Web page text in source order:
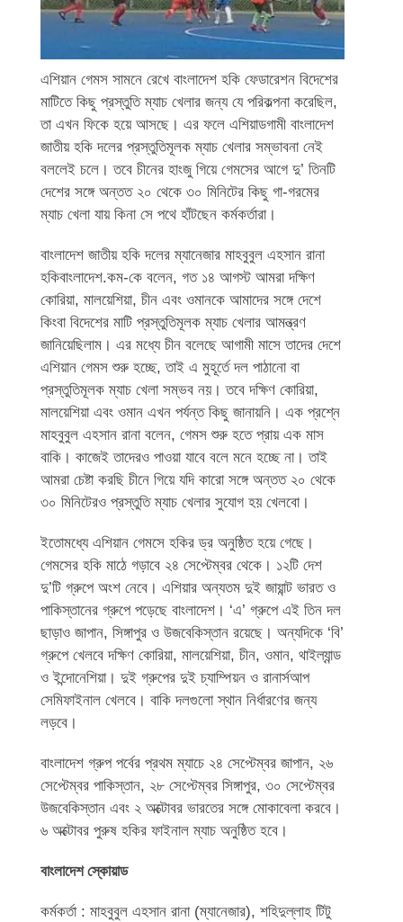
এশিয়ান গেমস সামনে রেখে বাংলাদেশ হকি ফেডারেশন বিদেশের
মাটিতে কিছু প্রস্তুতি ম্যাচ খেলার জন্য যে পরিকল্পনা করেছিল,
তা এখন ফিকে হয়ে আসছে। এর ফলে এশিয়াডগামী বাংলাদেশ
জাতীয় হকি দলের প্রস্তুতিমূলক ম্যাচ খেলার সম্ভাবনা নেই
বললেই চলে। তবে চীনের হাংজু গিয়ে গেমসের আগে দু’ তিনটি
দেশের সঙ্গে অন্তত ২০ থেকে ৩০ মিনিটের কিছু গা-গরমের
ম্যাচ খেলা যায় কিনা সে পথে হাঁটছেন কর্মকর্তারা।
বাংলাদেশ জাতীয় হকি দলের ম্যানেজার মাহবুবুল এহসান রানা
হকিবাংলাদেশ.কম-কে বলেন, গত ১৪ আগস্ট আমরা দক্ষিণ
কোরিয়া, মালয়েশিয়া, চীন এবং ওমানকে আমাদের সঙ্গে দেশে
কিংবা বিদেশের মাটি প্রস্তুতিমূলক ম্যাচ খেলার আমন্ত্রণ
জানিয়েছিলাম। এর মধ্যে চীন বলেছে আগামী মাসে তাদের দেশে
এশিয়ান গেমস শুরু হচ্ছে, তাই এ মুহূর্তে দল পাঠানো বা
প্রস্তুতিমূলক ম্যাচ খেলা সম্ভব নয়। তবে দক্ষিণ কোরিয়া,
মালয়েশিয়া এবং ওমান এখন পর্যন্ত কিছু জানায়নি। এক প্রশ্নে
মাহবুবুল এহসান রানা বলেন, গেমস শুরু হতে প্রায় এক মাস
বাকি। কাজেই তাদেরও পাওয়া যাবে বলে মনে হচ্ছে না। তাই
আমরা চেষ্টা করছি চীনে গিয়ে যদি কারো সঙ্গে অন্তত ২০ থেকে
৩০ মিনিটেরও প্রস্তুতি ম্যাচ খেলার সুযোগ হয় খেলবো।
ইতোমধ্যে এশিয়ান গেমসে হকির ড্র অনুষ্ঠিত হয়ে গেছে।
গেমসের হকি মাঠে গড়াবে ২৪ সেপ্টেম্বর থেকে। ১২টি দেশ
দু’টি গ্রুপে অংশ নেবে। এশিয়ার অন্যতম দুই জায়ান্ট ভারত ও
পাকিস্তানের গ্রুপে পড়েছে বাংলাদেশ। ‘এ’ গ্রুপে এই তিন দল
ছাড়াও জাপান, সিঙ্গাপুর ও উজবেকিস্তান রয়েছে। অন্যদিকে ‘বি’
গ্রুপে খেলবে দক্ষিণ কোরিয়া, মালয়েশিয়া, চীন, ওমান, থাইল্যান্ড
ও ইন্দোনেশিয়া। দুই গ্রুপের দুই চ্যাম্পিয়ন ও রানার্সআপ
সেমিফাইনাল খেলবে। বাকি দলগুলো স্থান নির্ধারণের জন্য
লড়বে।
বাংলাদেশ গ্রুপ পর্বের প্রথম ম্যাচে ২৪ সেপ্টেম্বর জাপান, ২৬
সেপ্টেম্বর পাকিস্তান, ২৮ সেপ্টেম্বর সিঙ্গাপুর, ৩০ সেপ্টেম্বর
উজবেকিস্তান এবং ২ অক্টোবর ভারতের সঙ্গে মোকাবেলা করবে।
৬ অক্টোবর পুরুষ হকির ফাইনাল ম্যাচ অনুষ্ঠিত হবে।
বাংলাদেশ স্কোয়াড
কর্মকর্তা : মাহবুবুল এহসান রানা (ম্যানেজার), শহিদুল্লাহ টিটু